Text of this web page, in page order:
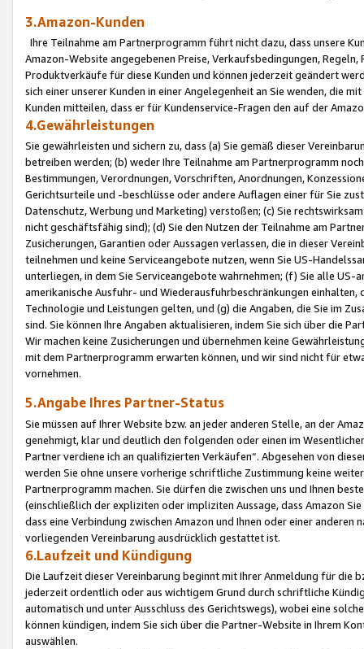
3.Amazon-Kunden
Ihre Teilnahme am Partnerprogramm führt nicht dazu, dass unsere
Amazon-Website angegebenen Preise, Verkaufsbedingungen,
Produktverkäufe für diese Kunden und können jederzeit geändert
sich einer unserer Kunden in einer Angelegenheit an Sie wenden, die
Kunden mitteilen, dass er für Kundenservice-Fragen den auf der
4.Gewährleistungen
Sie gewährleisten und sichern zu, dass (a) Sie gemäß dieser
betreiben werden; (b) weder Ihre Teilnahme am Partnerprogramm
Bestimmungen, Verordnungen, Vorschriften, Anordnungen,
Gerichtsurteile und -beschlüsse oder andere Auflagen einer für Sie
Datenschutz, Werbung und Marketing) verstoßen; (c) Sie
nicht geschäftsfähig sind); (d) Sie den Nutzen der Teilnahme am
Zusicherungen, Garantien oder Aussagen verlassen, die in dieser
teilnehmen und keine Serviceangebote nutzen, wenn Sie US-
unterliegen, in dem Sie Serviceangebote wahrnehmen; (f) Sie alle
amerikanische Ausfuhr- und Wiederausfuhrbeschränkungen
Technologie und Leistungen gelten, und (g) die Angaben, die Sie im
sind. Sie können Ihre Angaben aktualisieren, indem Sie sich über die
Wir machen keine Zusicherungen und übernehmen keine
mit dem Partnerprogramm erwarten können, und wir sind nicht für
vornehmen.
5.Angabe Ihres Partner-Status
Sie müssen auf Ihrer Website bzw. an jeder anderen Stelle, an der
genehmigt, klar und deutlich den folgenden oder einen im
Partner verdiene ich an qualifizierten Verkäufen“. Abgesehen von
werden Sie ohne unsere vorherige schriftliche Zustimmung keine
Partnerprogramm machen. Sie dürfen die zwischen uns und Ihnen
(einschließlich der expliziten oder impliziten Aussage, dass Amazon
dass eine Verbindung zwischen Amazon und Ihnen oder einer
vorliegenden Vereinbarung ausdrücklich gestattet ist.
6.Laufzeit und Kündigung
Die Laufzeit dieser Vereinbarung beginnt mit Ihrer Anmeldung für die
jederzeit ordentlich oder aus wichtigem Grund durch schriftliche
automatisch und unter Ausschluss des Gerichtswegs), wobei eine
können kündigen, indem Sie sich über die Partner-Website in Ihrem
auswählen.